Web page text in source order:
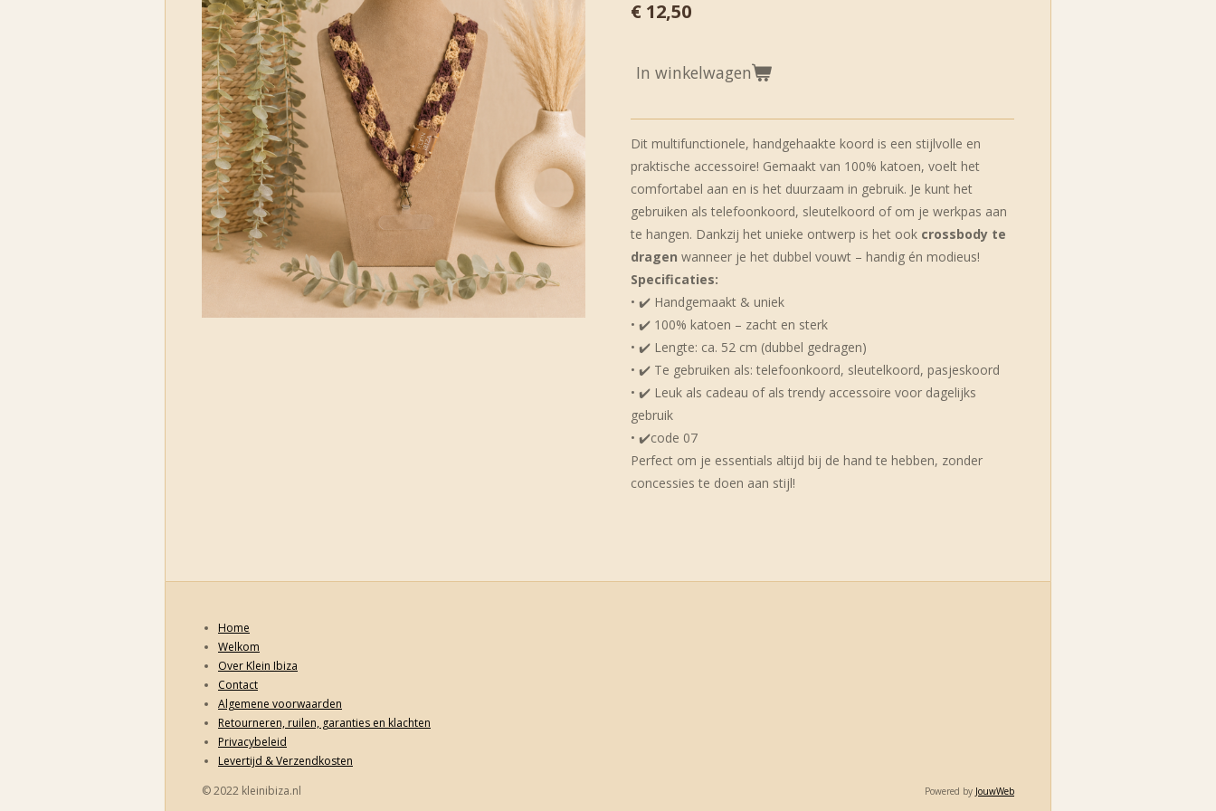
€ 12,50
In winkelwagen
Dit multifunctionele, handgehaakte koord is een stijlvolle en
praktische accessoire! Gemaakt van 100% katoen, voelt het
comfortabel aan en is het duurzaam in gebruik. Je kunt het
gebruiken als telefoonkoord, sleutelkoord of om je werkpas aan
te hangen. Dankzij het unieke ontwerp is het ook crossbody te
dragen wanneer je het dubbel vouwt – handig én modieus!
Specificaties:
• ✔️ Handgemaakt & uniek
• ✔️ 100% katoen – zacht en sterk
• ✔️ Lengte: ca. 52 cm (dubbel gedragen)
• ✔️ Te gebruiken als: telefoonkoord, sleutelkoord, pasjeskoord
• ✔️ Leuk als cadeau of als trendy accessoire voor dagelijks
gebruik
• ✔️code 07
Perfect om je essentials altijd bij de hand te hebben, zonder
concessies te doen aan stijl!
Home
Welkom
Over Klein Ibiza
Contact
Algemene voorwaarden
Retourneren, ruilen, garanties en klachten
Privacybeleid
Levertijd & Verzendkosten
© 2022 kleinibiza.nl
Powered by JouwWeb